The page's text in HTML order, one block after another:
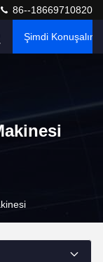
86--18669710820
Şimdi Konuşalım.